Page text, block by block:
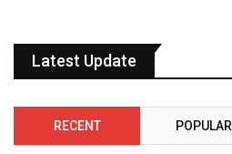
Latest Update
RECENT POPULAR